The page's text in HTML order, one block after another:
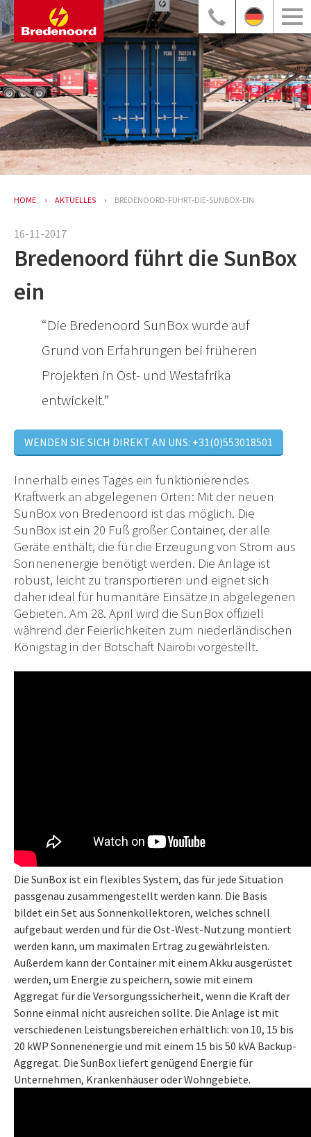
HOME AKTUELLES BREDENOORD-FUHRT-DIE-SUNBOX-EIN
16-11-2017
Bredenoord führt die SunBox
ein
Die Bredenoord SunBox wurde auf
Grund von Erfahrungen bei früheren
Projekten in Ost- und Westafrika
entwickelt.
WENDEN SIE SICH DIREKT AN UNS: +31(0)553018501
Innerhalb eines Tages ein funktionierendes
Kraftwerk an abgelegenen Orten: Mit der neuen
SunBox von Bredenoord ist das möglich. Die
SunBox ist ein 20 Fuß großer Container, der alle
Geräte enthält, die für die Erzeugung von Strom aus
Sonnenenergie benötigt werden. Die Anlage ist
robust, leicht zu transportieren und eignet sich
daher ideal für humanitäre Einsätze in abgelegenen
Gebieten. Am 28. April wird die SunBox offiziell
während der Feierlichkeiten zum niederländischen
Königstag in der Botschaft Nairobi vorgestellt.
Die SunBox ist ein flexibles System, das für jede Situation
passgenau zusammengestellt werden kann. Die Basis
bildet ein Set aus Sonnenkollektoren, welches schnell
aufgebaut werden und für die Ost-West-Nutzung montiert
werden kann, um maximalen Ertrag zu gewährleisten.
Außerdem kann der Container mit einem Akku ausgerüstet
werden, um Energie zu speichern, sowie mit einem
Aggregat für die Versorgungssicherheit, wenn die Kraft der
Sonne einmal nicht ausreichen sollte. Die Anlage ist mit
verschiedenen Leistungsbereichen erhältlich: von 10, 15 bis
20 kWP Sonnenenergie und mit einem 15 bis 50 kVA Backup-
Aggregat. Die SunBox liefert genügend Energie für
Unternehmen, Krankenhäuser oder Wohngebiete.